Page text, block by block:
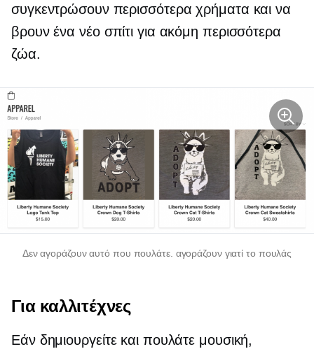
συγκεντρώσουν περισσότερα χρήματα και να
βρουν ένα νέο σπίτι για ακόμη περισσότερα
ζώα.
Δεν αγοράζουν αυτό που πουλάτε. αγοράζουν γιατί το πουλάς
Για καλλιτέχνες
Εάν δημιουργείτε και πουλάτε μουσική,